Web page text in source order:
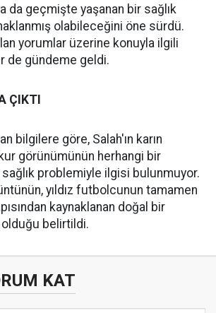
da geçmişte yaşanan bir sağlık
olabileceğini öne sürdü.
yorumlar üzerine konuyla ilgili
de gündeme geldi.
ÇIKTI
bilgilere göre, Salah'ın karın
görünümünün herhangi bir
problemiyle ilgisi bulunmuyor.
yıldız futbolcunun tamamen
kaynaklanan doğal bir
belirtildi.
KAT